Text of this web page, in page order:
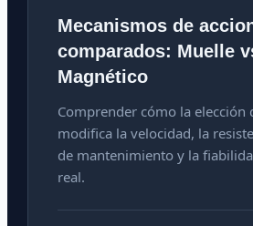
Mecanismos de
comparados: Muelle
Magnético
Comprender cómo la elección
modifica la velocidad, la
de mantenimiento y la
real.